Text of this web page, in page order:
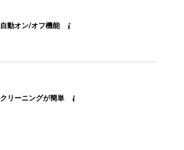
自動オン/オフ機能
クリーニングが簡単